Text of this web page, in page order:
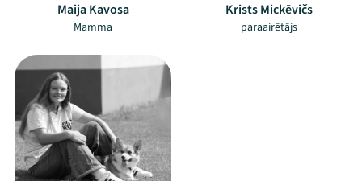
Maija Kavosa
Mamma
Krists Mickēvičs
paraairētājs